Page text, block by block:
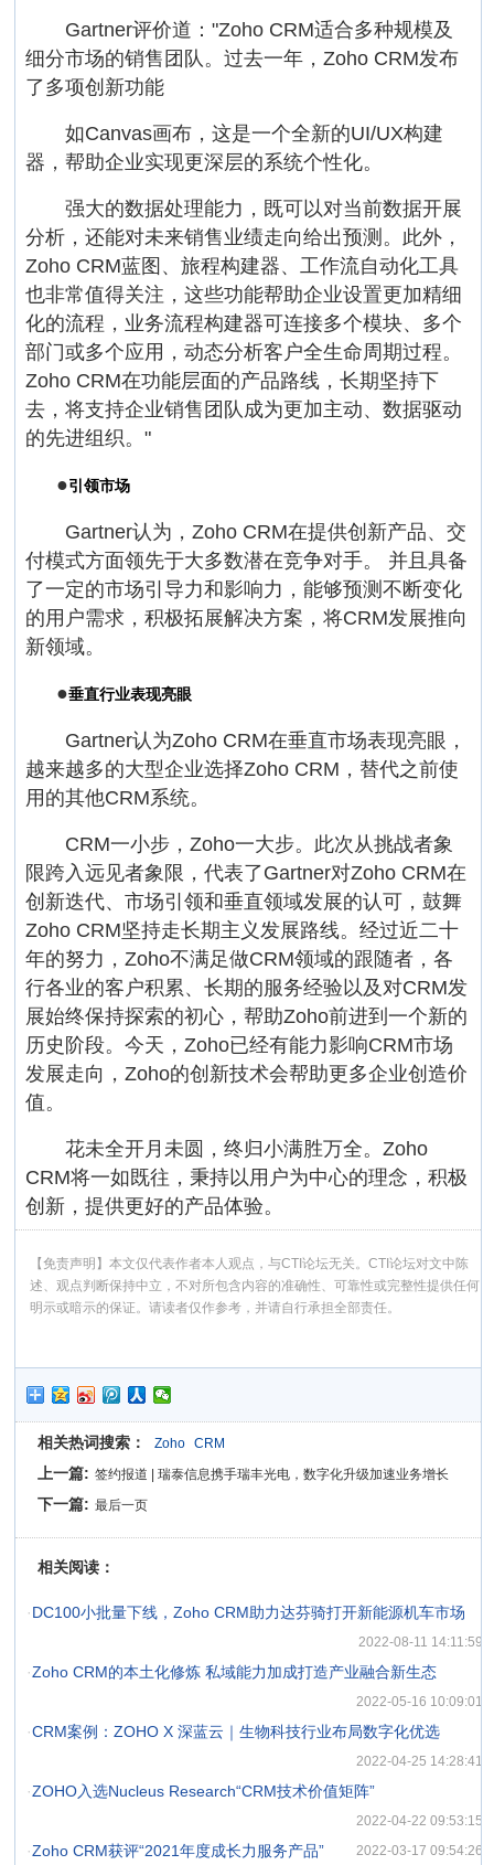
Gartner评价道："Zoho CRM适合多种规模及
细分市场的销售团队。过去一年，Zoho CRM发布
了多项创新功能
如Canvas画布，这是一个全新的UI/UX构建
器，帮助企业实现更深层的系统个性化。
强大的数据处理能力，既可以对当前数据开展
分析，还能对未来销售业绩走向给出预测。此外，
Zoho CRM蓝图、旅程构建器、工作流自动化工具
也非常值得关注，这些功能帮助企业设置更加精细
化的流程，业务流程构建器可连接多个模块、多个
部门或多个应用，动态分析客户全生命周期过程。
Zoho CRM在功能层面的产品路线，长期坚持下
去，将支持企业销售团队成为更加主动、数据驱动
的先进组织。"
●引领市场
Gartner认为，Zoho CRM在提供创新产品、交
付模式方面领先于大多数潜在竞争对手。 并且具备
了一定的市场引导力和影响力，能够预测不断变化
的用户需求，积极拓展解决方案，将CRM发展推向
新领域。
●垂直行业表现亮眼
Gartner认为Zoho CRM在垂直市场表现亮眼，
越来越多的大型企业选择Zoho CRM，替代之前使
用的其他CRM系统。
CRM一小步，Zoho一大步。此次从挑战者象
限跨入远见者象限，代表了Gartner对Zoho CRM在
创新迭代、市场引领和垂直领域发展的认可，鼓舞
Zoho CRM坚持走长期主义发展路线。经过近二十
年的努力，Zoho不满足做CRM领域的跟随者，各
行各业的客户积累、长期的服务经验以及对CRM发
展始终保持探索的初心，帮助Zoho前进到一个新的
历史阶段。今天，Zoho已经有能力影响CRM市场
发展走向，Zoho的创新技术会帮助更多企业创造价
值。
花未全开月未圆，终归小满胜万全。Zoho
CRM将一如既往，秉持以用户为中心的理念，积极
创新，提供更好的产品体验。
【免责声明】本文仅代表作者本人观点，与CTI论坛无关。CTI论坛对文中陈
述、观点判断保持中立，不对所包含内容的准确性、可靠性或完整性提供任何
明示或暗示的保证。请读者仅作参考，并请自行承担全部责任。
相关热词搜索： Zoho CRM
上一篇: 签约报道 | 瑞泰信息携手瑞丰光电，数字化升级加速业务增长
下一篇: 最后一页
相关阅读：
·DC100小批量下线，Zoho CRM助力达芬骑打开新能源机车市场
2022-08-11 14:11:59
·Zoho CRM的本土化修炼 私域能力加成打造产业融合新生态
2022-05-16 10:09:01
·CRM案例：ZOHO X 深蓝云｜生物科技行业布局数字化优选
2022-04-25 14:28:41
·ZOHO入选Nucleus Research“CRM技术价值矩阵”
2022-04-22 09:53:15
·Zoho CRM获评“2021年度成长力服务产品” 2022-03-17 09:54:26